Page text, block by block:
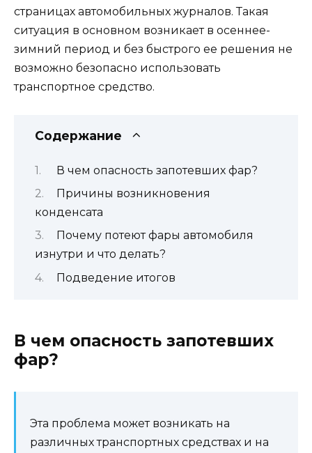
страницах автомобильных журналов. Такая
ситуация в основном возникает в осеннее-
зимний период и без быстрого ее решения не
возможно безопасно использовать
транспортное средство.
Содержание
В чем опасность запотевших фар?
Причины возникновения
конденсата
Почему потеют фары автомобиля
изнутри и что делать?
Подведение итогов
В чем опасность запотевших
фар?
Эта проблема может возникать на
различных транспортных средствах и на